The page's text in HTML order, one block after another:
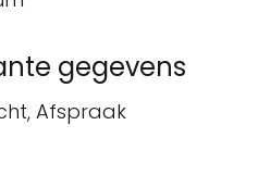
gegevens
Afspraak